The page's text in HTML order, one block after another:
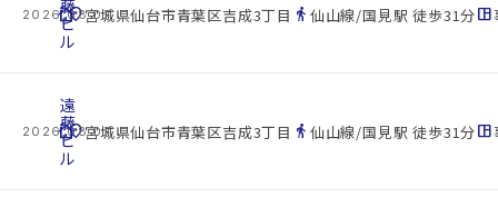
2026.08.07
cottage
藤
ビ
ル
location_on宮城県仙台市青葉区吉成3丁目 directions_walk 仙山線/国見駅 徒歩31分space_dashboard
2026.08.07
cottage
遠
藤
ビ
ル
location_on宮城県仙台市青葉区吉成3丁目 directions_walk 仙山線/国見駅 徒歩31分space_dashboard